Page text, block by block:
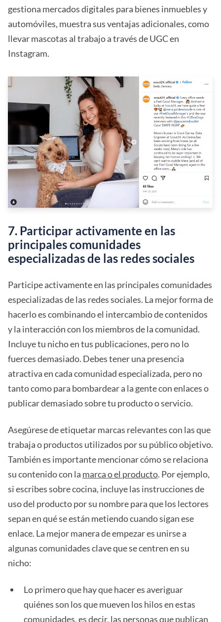
gestiona mercados digitales para bienes inmuebles y
automóviles, muestra sus ventajas adicionales, como
llevar mascotas al trabajo a través de UGC en
Instagram.
7. Participar activamente en las
principales comunidades
especializadas de las redes sociales
Participe activamente en las principales comunidades
especializadas de las redes sociales. La mejor forma de
hacerlo es combinando el intercambio de contenidos
y la interacción con los miembros de la comunidad.
Incluye tu nicho en tus publicaciones, pero no lo
fuerces demasiado. Debes tener una presencia
atractiva en cada comunidad especializada, pero no
tanto como para bombardear a la gente con enlaces o
publicar demasiado sobre tu producto o servicio.
Asegúrese de etiquetar marcas relevantes con las que
trabaja o productos utilizados por su público objetivo.
También es importante mencionar cómo se relaciona
su contenido con la marca o el producto. Por ejemplo,
si escribes sobre cocina, incluye las instrucciones de
uso del producto por su nombre para que los lectores
sepan en qué se están metiendo cuando sigan ese
enlace. La mejor manera de empezar es unirse a
algunas comunidades clave que se centren en su
nicho:
Lo primero que hay que hacer es averiguar
quiénes son los que mueven los hilos en estas
comunidades, es decir, las personas que publican